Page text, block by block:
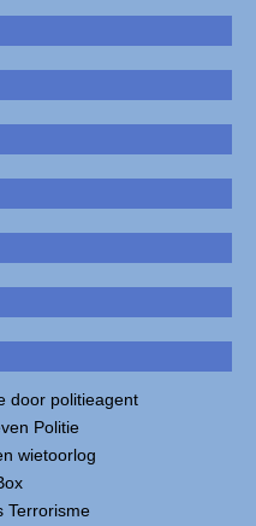
door politieagent
Politie
wietoorlog
Terrorisme